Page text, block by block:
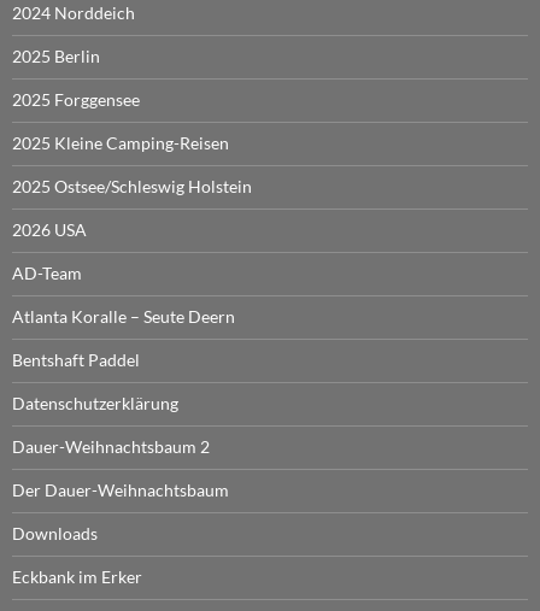
2024 Norddeich
2025 Berlin
2025 Forggensee
2025 Kleine Camping-Reisen
2025 Ostsee/Schleswig Holstein
2026 USA
AD-Team
Atlanta Koralle – Seute Deern
Bentshaft Paddel
Datenschutzerklärung
Dauer-Weihnachtsbaum 2
Der Dauer-Weihnachtsbaum
Downloads
Eckbank im Erker